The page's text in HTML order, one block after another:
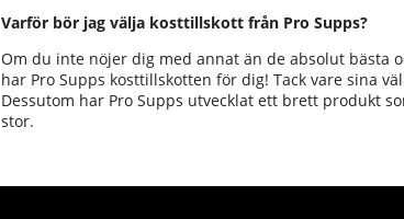
Varför bör jag välja kosttillskott från Pro Supps?
Om du inte nöjer dig med annat än de absolut bästa
har Pro Supps kosttillskotten för dig! Tack vare sina
Dessutom har Pro Supps utvecklat ett brett produkt
stor.